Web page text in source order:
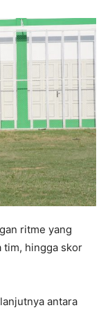
ritme yang
tim, hingga skor
antara